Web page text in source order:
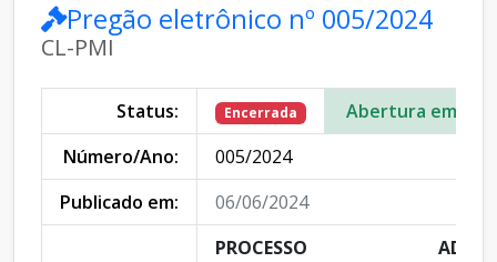
Pregão eletrônico nº 005/2024
CL-PMI
Status: Encerrada
Abertura em:
Número/Ano:
005/2024
Publicado em:
06/06/2024
PROCESSO